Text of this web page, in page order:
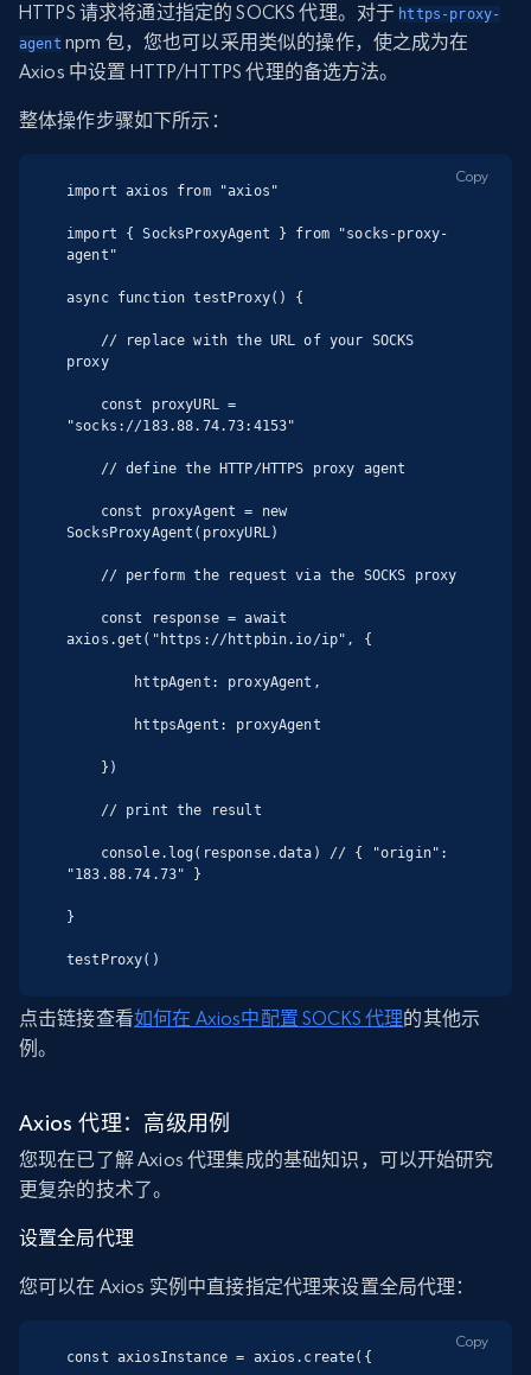
HTTPS 请求将通过指定的 SOCKS 代理。对于 https-proxy-
agentnpm 包，您也可以采用类似的操作，使之成为在
Axios 中设置 HTTP/HTTPS 代理的备选方法。
整体操作步骤如下所示：
import axios from "axios"
import { SocksProxyAgent } from "socks-proxy-
agent"
async function testProxy() {
proxy
"socks://183.88.74.73:4153"
SocksProxyAgent(proxyURL)
axios.get("https://httpbin.io/ip", {
"183.88.74.73" }
}
testProxy()
Copy
点击链接查看如何在 Axios中配置 SOCKS 代理的其他示
例。
Axios 代理：高级用例
您现在已了解 Axios 代理集成的基础知识，可以开始研究
更复杂的技术了。
设置全局代理
您可以在 Axios 实例中直接指定代理来设置全局代理：
const axiosInstance = axios.create({
Copy